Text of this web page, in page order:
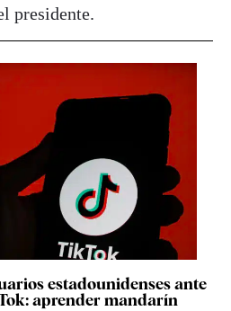
presidente.
estadounidenses ante
aprender mandarín